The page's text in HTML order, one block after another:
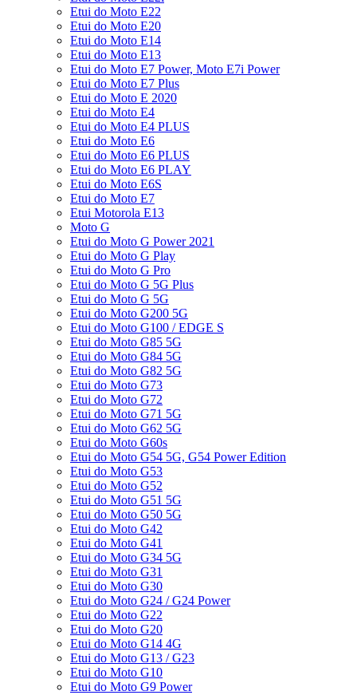
Etui do Moto E22
Etui do Moto E20
Etui do Moto E14
Etui do Moto E13
Etui do Moto E7 Power, Moto E7i Power
Etui do Moto E7 Plus
Etui do Moto E 2020
Etui do Moto E4
Etui do Moto E4 PLUS
Etui do Moto E6
Etui do Moto E6 PLUS
Etui do Moto E6 PLAY
Etui do Moto E6S
Etui do Moto E7
Etui Motorola E13
Moto G
Etui do Moto G Power 2021
Etui do Moto G Play
Etui do Moto G Pro
Etui do Moto G 5G Plus
Etui do Moto G 5G
Etui do Moto G200 5G
Etui do Moto G100 / EDGE S
Etui do Moto G85 5G
Etui do Moto G84 5G
Etui do Moto G82 5G
Etui do Moto G73
Etui do Moto G72
Etui do Moto G71 5G
Etui do Moto G62 5G
Etui do Moto G60s
Etui do Moto G54 5G, G54 Power Edition
Etui do Moto G53
Etui do Moto G52
Etui do Moto G51 5G
Etui do Moto G50 5G
Etui do Moto G42
Etui do Moto G41
Etui do Moto G34 5G
Etui do Moto G31
Etui do Moto G30
Etui do Moto G24 / G24 Power
Etui do Moto G22
Etui do Moto G20
Etui do Moto G14 4G
Etui do Moto G13 / G23
Etui do Moto G10
Etui do Moto G9 Power